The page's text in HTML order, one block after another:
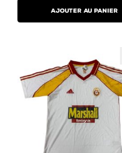
AJOUTER AU PANIER